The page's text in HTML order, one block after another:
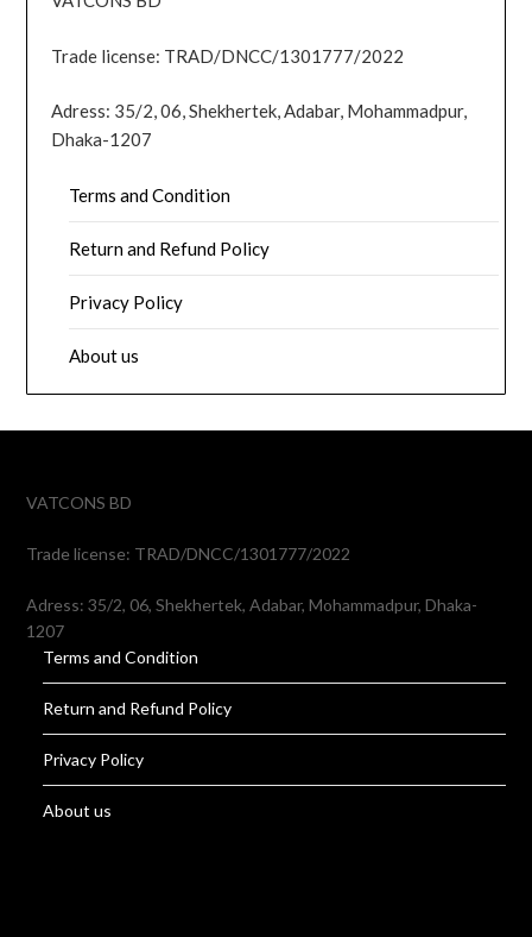
Trade license: TRAD/DNCC/1301777/2022
Adress: 35/2, 06, Shekhertek, Adabar, Mohammadpur,
Dhaka-1207
Terms and Condition
Return and Refund Policy
Privacy Policy
About us
VATCONS BD
Trade license: TRAD/DNCC/1301777/2022
Adress: 35/2, 06, Shekhertek, Adabar, Mohammadpur, Dhaka-
1207
Terms and Condition
Return and Refund Policy
Privacy Policy
About us